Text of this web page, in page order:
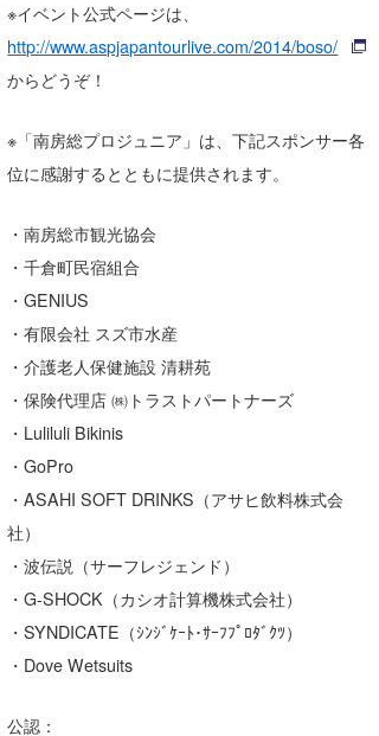
※イベント公式ページは、
http://www.aspjapantourlive.com/2014/boso/
からどうぞ！
※「南房総プロジュニア」は、下記スポンサー各
位に感謝するとともに提供されます。
・南房総市観光協会
・千倉町民宿組合
・GENIUS
・有限会社 スズ市水産
・介護老人保健施設 清耕苑
・保険代理店 ㈱トラストパートナーズ
・Luliluli Bikinis
・GoPro
・ASAHI SOFT DRINKS（アサヒ飲料株式会
社）
・波伝説（サーフレジェンド）
・G-SHOCK（カシオ計算機株式会社）
・SYNDICATE（ｼﾝｼﾞｹｰﾄ･ｻｰﾌﾌﾟﾛﾀﾞｸﾂ）
・Dove Wetsuits
公認：
唐澤予報士
SancheZ
ゴン
wanda
予報士 hiro.
banpaku
Mr.K
chappy